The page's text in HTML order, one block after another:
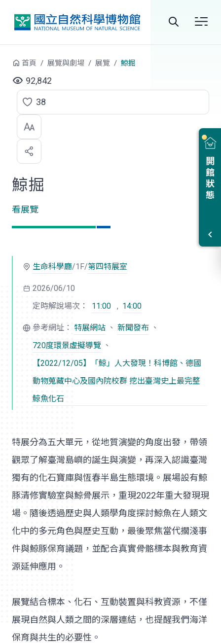
尋
開館狀態
首頁 展覽與劇場 展覽 鯨掘
92,842
點
選
喜
歡
38
鯨掘
看展覽
生命科學廳/1F/第四特展室
2026/06/10
定時解說場次：
11:00 , 14:00
參考網址： 特展網站 、 新聞發布 、
720度環景虛擬導覽 、
【2022/12/05】「鯨」人大發現！科博館、德國
動物蒐藏中心及國內院校群 挖出臺灣史上最完整
鯨魚化石
特展分為五大單元，從地質演變的角度出發，帶領
觀眾了解臺灣島嶼的誕生與演變，再深入認識臺灣
獨有的化石寶庫與恆春半島生態環境。展場設有鯨
豚清修實驗室與鯨骨展示，重現2022年重大發現現
場。隨後透過歷史與人類學角度探討鯨魚在人類文
化中的多元角色與歷史互動，最後聚焦當代擱淺事
件與鯨豚保育議題，並配合真實骨骼標本與教育資
源延伸應用。
展覽結合標本、化石、互動裝置與科教資源，不僅
展現自然與人類之間的深層連結，也提醒我們海洋
保育與共生的必要性。